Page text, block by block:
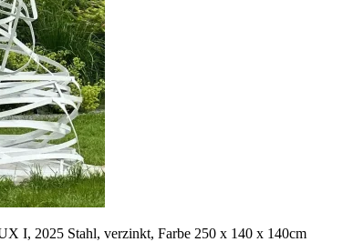
I, 2025 Stahl, verzinkt, Farbe 250 x 140 x 140cm